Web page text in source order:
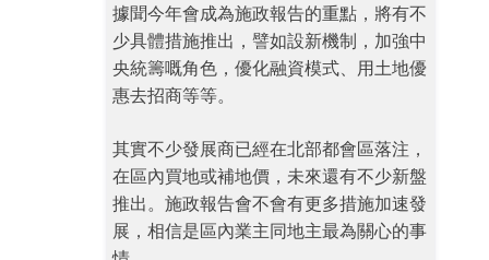
據聞今年會成為施政報告的重點，將有不
少具體措施推出，譬如設新機制，加強中
央統籌嘅角色，優化融資模式、用土地優
惠去招商等等。
其實不少發展商已經在北部都會區落注，
在區內買地或補地價，未來還有不少新盤
推出。施政報告會不會有更多措施加速發
展，相信是區內業主同地主最為關心的事